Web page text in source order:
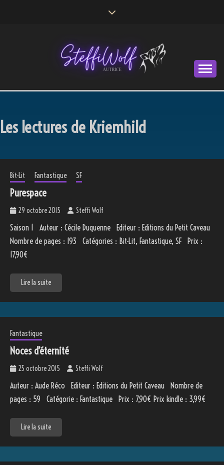
STEFFI WOLF
Les lectures de Kriemhild
Bit-Lit Fantastique SF
Purespace
29 octobre 2015 Steffi Wolf
Saison 1 Auteur : Cécile Duquenne Editeur : Editions du Petit Caveau
Nombre de pages : 193 Catégories : Bit-Lit, Fantastique, SF Prix :
17,90€
Lire la suite
Fantastique
Noces d’éternité
25 octobre 2015 Steffi Wolf
Auteur : Aude Réco Editeur : Editions du Petit Caveau Nombre de
pages : 59 Catégorie : Fantastique Prix : 7,90€ Prix kindle : 3,99€
Lire la suite